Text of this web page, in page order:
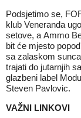
Podsjetimo se,
klub Veneranda
setove, a Ammo
bit će mjesto
sa zalaskom
trajati do jutarnjih
glazbeni label
Steven Pavlovic.
VAŽNI LINKOVI